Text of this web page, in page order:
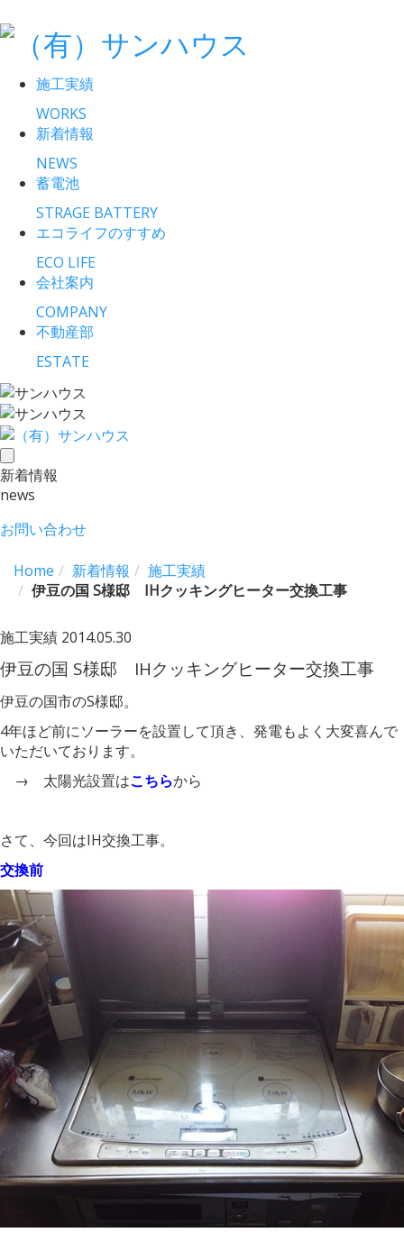
施工実績
WORKS
新着情報
NEWS
蓄電池
STRAGE BATTERY
エコライフのすすめ
ECO LIFE
会社案内
COMPANY
不動産部
ESTATE
toggle
navigation
新着情報
news
お問い合わせ
Home 新着情報
施工実績
伊豆の国 S様邸 IHクッキングヒーター交換工事
施工実績 2014.05.30
伊豆の国 S様邸 IHクッキングヒーター交換工事
伊豆の国市のS様邸。
4年ほど前にソーラーを設置して頂き、発電もよく大変喜んで
いただいております。
→ 太陽光設置はこちらから
さて、今回はIH交換工事。
交換前